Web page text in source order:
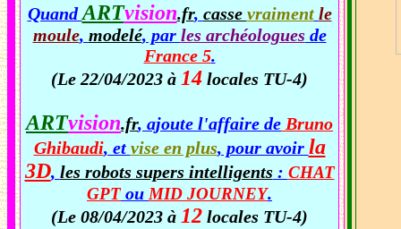
QuandARTvision.fr, casse vraiment le
moule, modelé, par les archéologues de
France 5.
(Le 22/04/2023 à 14 locales TU-4)
ARTvision.fr, ajoute l'affaire de Bruno
Ghibaudi, et vise en plus, pour avoir la
3D, les robots supers intelligents : CHAT
GPTou MID JOURNEY.
(Le 08/04/2023 à 12 locales TU-4)